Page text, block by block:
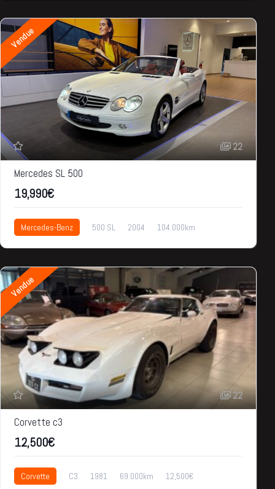
Vendue
22
Mercedes SL 500
19,990€
Mercedes-Benz 500 SL 2004
104.000km
Vendue
22
Corvette c3
12,500€
Corvette C3 1981 69.000km 12,500€